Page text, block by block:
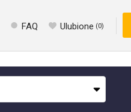
FAQ Ulubione (0)